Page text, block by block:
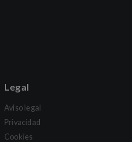
Legal
Aviso legal
Privacidad
Cookies